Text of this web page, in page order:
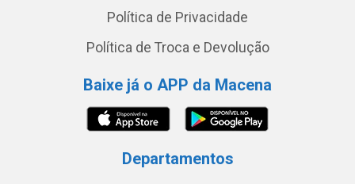
Política de Privacidade
Política de Troca e Devolução
Baixe já o APP da Macena
Departamentos